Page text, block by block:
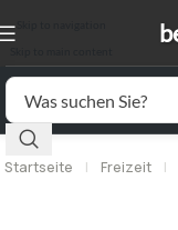
Startseite | Freizeit |